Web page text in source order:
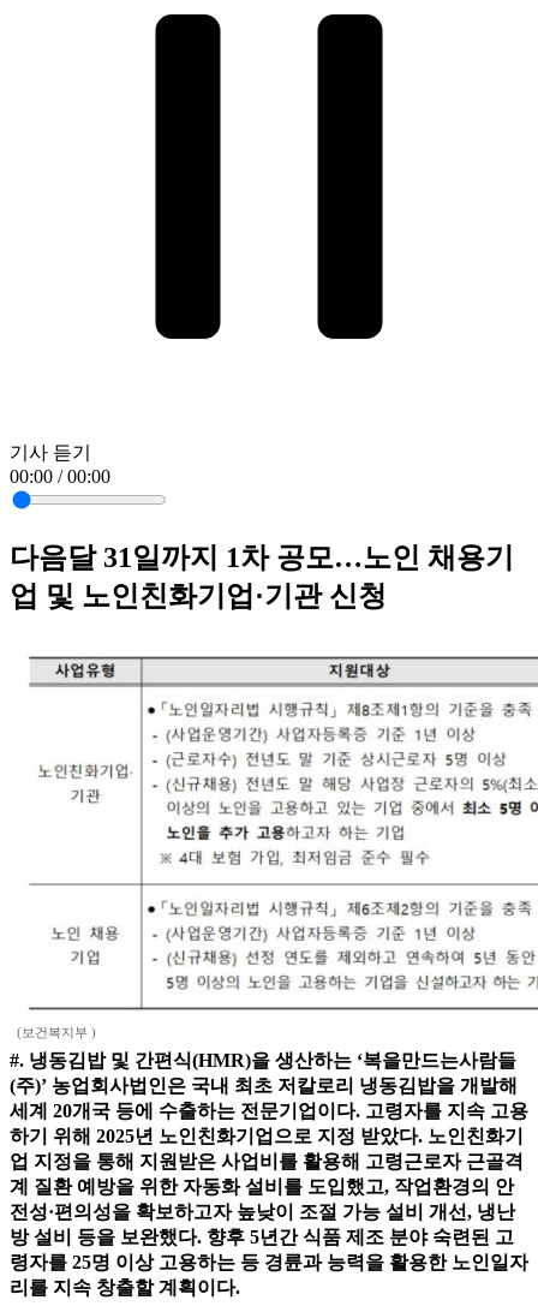
기사 듣기
00:00 / 00:00
다음달 31일까지 1차 공모…노인 채용기
업 및 노인친화기업·기관 신청
(보건복지부 )
#. 냉동김밥 및 간편식(HMR)을 생산하는 ‘복을만드는사람들
(주)’ 농업회사법인은 국내 최초 저칼로리 냉동김밥을 개발해
세계 20개국 등에 수출하는 전문기업이다. 고령자를 지속 고용
하기 위해 2025년 노인친화기업으로 지정 받았다. 노인친화기
업 지정을 통해 지원받은 사업비를 활용해 고령근로자 근골격
계 질환 예방을 위한 자동화 설비를 도입했고, 작업환경의 안
전성·편의성을 확보하고자 높낮이 조절 가능 설비 개선, 냉난
방 설비 등을 보완했다. 향후 5년간 식품 제조 분야 숙련된 고
령자를 25명 이상 고용하는 등 경륜과 능력을 활용한 노인일자
리를 지속 창출할 계획이다.